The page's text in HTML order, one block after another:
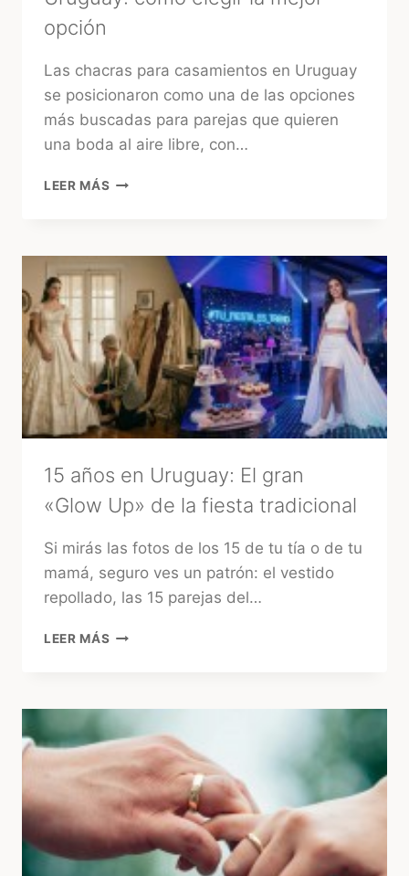
opción
Las chacras para casamientos en Uruguay
se posicionaron como una de las opciones
más buscadas para parejas que quieren
una boda al aire libre, con…
LEER MÁS CHACRAS
URUGUAY:
CÓMO
ELEGIR
LA
MEJOR
OPCIÓN
15 años en Uruguay: El gran
«Glow Up» de la fiesta tradicional
Si mirás las fotos de los 15 de tu tía o de tu
mamá, seguro ves un patrón: el vestido
repollado, las 15 parejas del…
LEER MÁS
EL
«GLOW
UP»
DE
LA
FIESTA
TRADICIONAL